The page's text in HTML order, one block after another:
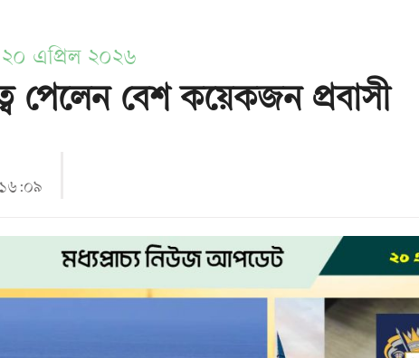
২০ এপ্রিল ২০২৬
পেলেন বেশ কয়েকজন প্রবাসী
১৬:০৯